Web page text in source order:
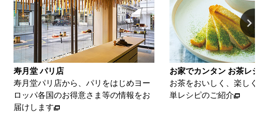
お家でカンタン お茶レシピ
お茶をおいしく、楽しくいただける簡
単レシピのご紹介
動画ギャラリー
海苔とお茶を、美味し
ご紹介いたします